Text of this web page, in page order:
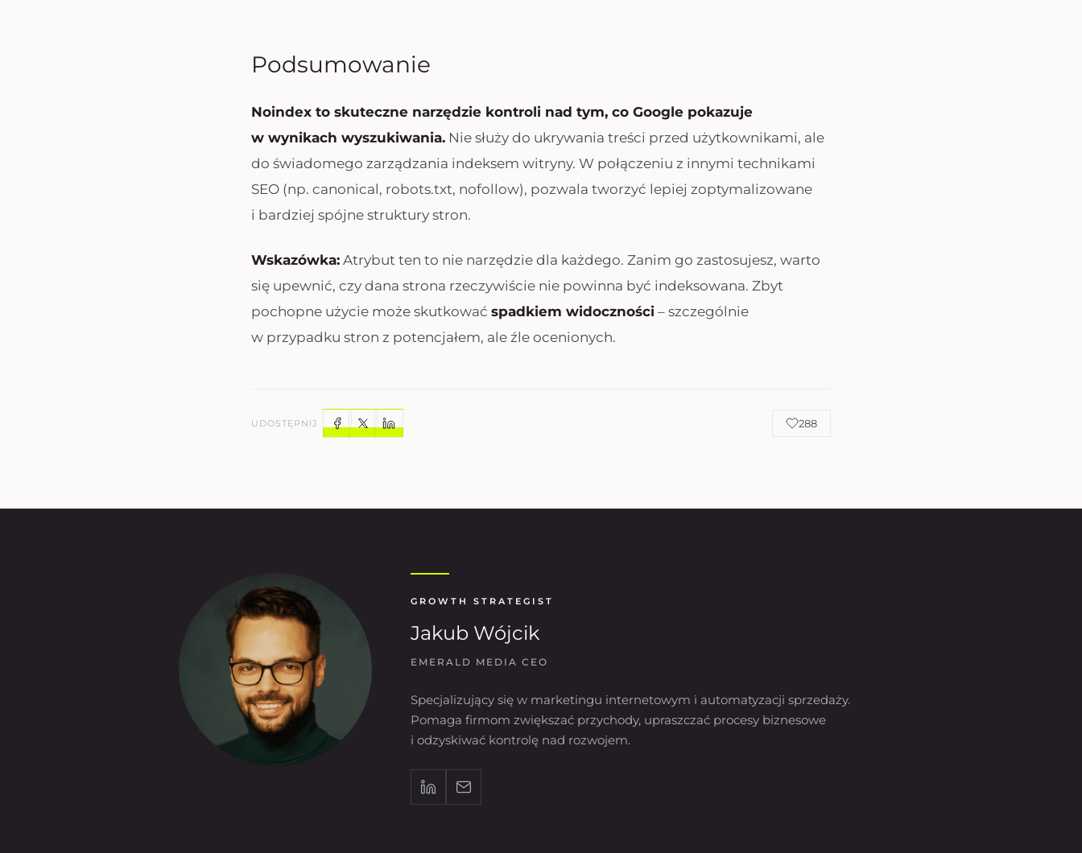
Podsumowanie
Noindex to skuteczne narzędzie kontroli nad tym, co Google pokazuje
w wynikach wyszukiwania. Nie służy do ukrywania treści przed użytkownikami, ale
do świadomego zarządzania indeksem witryny. W połączeniu z innymi technikami
SEO (np. canonical, robots.txt, nofollow), pozwala tworzyć lepiej zoptymalizowane
i bardziej spójne struktury stron.
Wskazówka: Atrybut ten to nie narzędzie dla każdego. Zanim go zastosujesz, warto
się upewnić, czy dana strona rzeczywiście nie powinna być indeksowana. Zbyt
pochopne użycie może skutkować spadkiem widoczności – szczególnie
w przypadku stron z potencjałem, ale źle ocenionych.
UDOSTĘPNIJ 288
GROWTH STRATEGIST
Jakub Wójcik
EMERALD MEDIA CEO
Specjalizujący się w marketingu internetowym i automatyzacji sprzedaży.
Pomaga firmom zwiększać przychody, upraszczać procesy biznesowe
i odzyskiwać kontrolę nad rozwojem.